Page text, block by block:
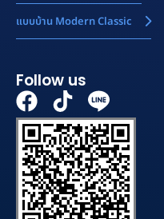
แบบบ้าน Modern Classic
Follow us
F
a
c
e
b
o
T
i
k
t
o
k